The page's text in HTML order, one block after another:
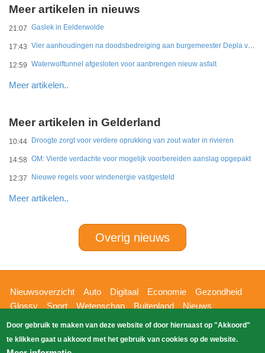
Meer artikelen in nieuws
21:07 Gaslek in Eelderwolde
17:43 Vier aanhoudingen na doodsbedreiging aan burgemeester Depla van Breda
12:59 Waterwolftunnel afgesloten voor aanbrengen nieuw asfalt
Meer artikelen..
Meer artikelen in Gelderland
10:44 Droogte zorgt voor verdere oprukking van zout water in rivieren
14:58 OM: Vierde verdachte voor mogelijk voorbereiden aanslag opgepakt
12:37 Nieuwe regels voor windenergie vastgesteld
Meer artikelen..
Overig nieuws
Hoofdnavigatie
Nieuwsoverzicht Auto Digitaal Economie
Gezondheid
Glossy
Sport Wetenschap Buitenland
Nieuws
Bizzpress
Blik op 112 Provincies
Weekoverzicht
Zoeken
Copyright Blik Op Nieuws 2026gehost
Door gebruik te maken van deze website of door hiernaast op "Akkoord"
te klikken gaat u akkoord met het gebruik van cookies op de website.